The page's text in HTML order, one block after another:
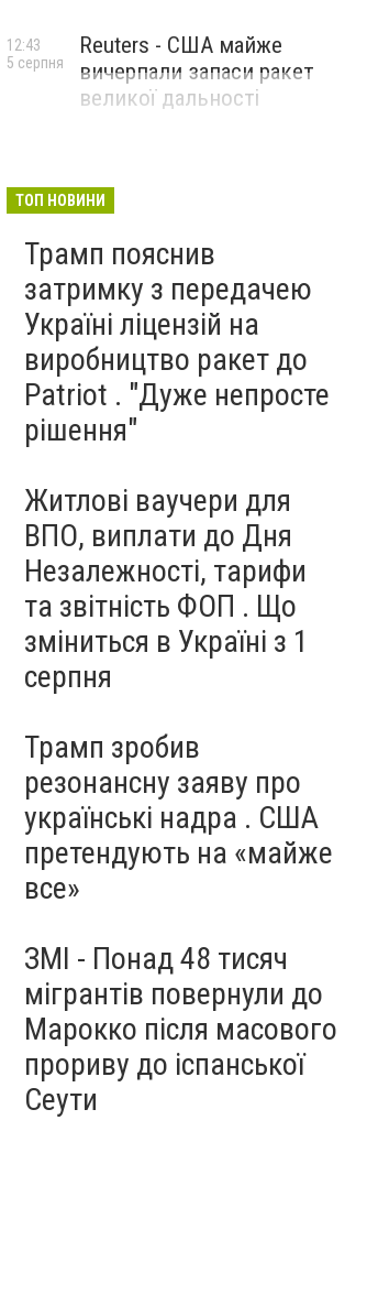
Фото сайта 0619
Reuters - США майже
вичерпали запаси ракет
великої дальності
12:43
5 серпня
ТОП НОВИНИ
Трамп пояснив
затримку з передачею
Україні ліцензій на
виробництво ракет до
Patriot . "Дуже непросте
рішення"
Житлові ваучери для
ВПО, виплати до Дня
Незалежності, тарифи
та звітність ФОП . Що
зміниться в Україні з 1
серпня
Трамп зробив
резонансну заяву про
українські надра . США
претендують на «майже
все»
ЗМІ - Понад 48 тисяч
мігрантів повернули до
Марокко після масового
прориву до іспанської
Сеути